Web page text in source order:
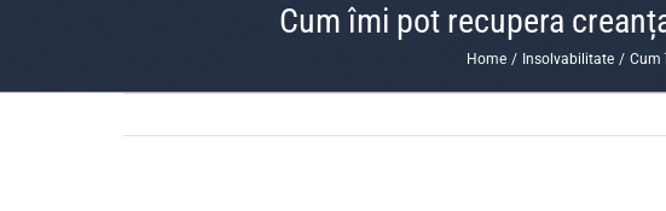
Cum îmi pot recupera
Home Insolvabilitate Cum